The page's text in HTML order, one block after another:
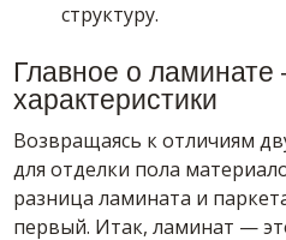
структуру.
Главное о ламинате
характеристики
Возвращаясь к отличиям
для отделки пола
разница ламината и
первый. Итак, ламинат —